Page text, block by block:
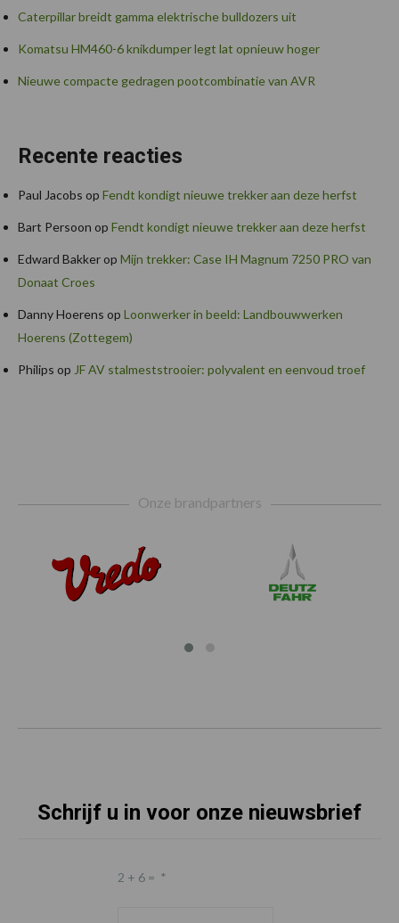
Caterpillar breidt gamma elektrische bulldozers uit
Komatsu HM460-6 knikdumper legt lat opnieuw hoger
Nieuwe compacte gedragen pootcombinatie van AVR
Recente reacties
Paul Jacobs op Fendt kondigt nieuwe trekker aan deze herfst
Bart Persoon op Fendt kondigt nieuwe trekker aan deze herfst
Edward Bakkerop Mijn trekker: Case IH Magnum 7250 PRO van
Donaat Croes
Danny Hoerens op Loonwerker in beeld: Landbouwwerken
Hoerens (Zottegem)
Philips op JF AV stalmeststrooier: polyvalent en eenvoud troef
Onze brandpartners
Schrijf u in voor onze nieuwsbrief
2 + 6 = *